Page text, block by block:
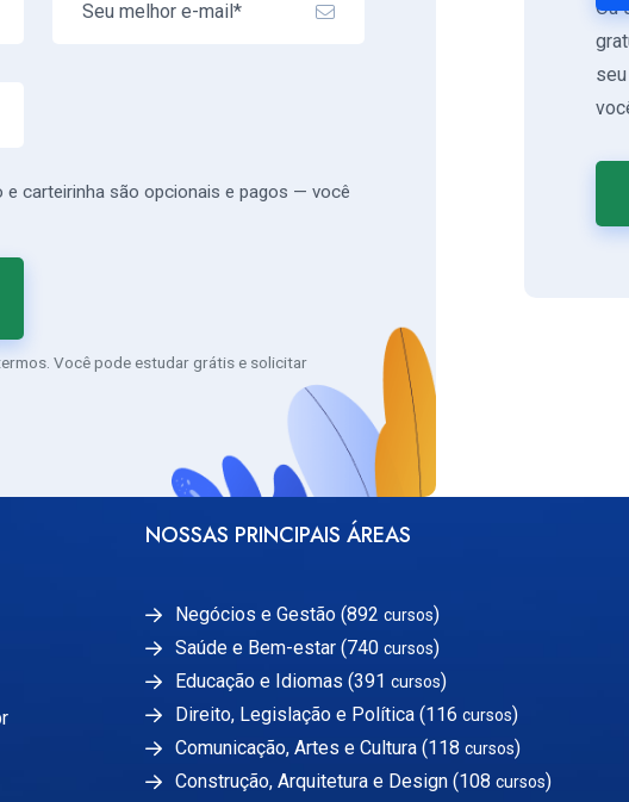
e carteirinha são opcionais e pagos — você
Você pode estudar grátis e solicitar
Ou
NOSSAS PRINCIPAIS ÁREAS
Negócios e Gestão (892 cursos)
Saúde e Bem-estar (740 cursos)
Educação e Idiomas (391 cursos)
Direito, Legislação e Política (116 cursos)
Comunicação, Artes e Cultura (118 cursos)
Construção, Arquitetura e Design (108 cursos)